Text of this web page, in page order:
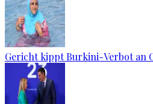
Gericht kippt Burkini-Verbot an